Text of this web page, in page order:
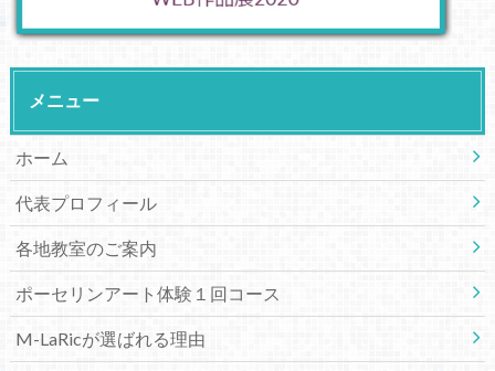
メニュー
ホーム
代表プロフィール
各地教室のご案内
ポーセリンアート体験１回コース
M-LaRicが選ばれる理由